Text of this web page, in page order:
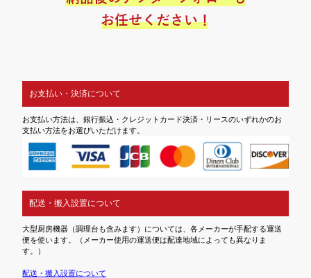
お支払い・決済について
お支払い方法は、銀行振込・クレジットカード決済・リースのいずれかのお
支払い方法をお選びいただけます。
配送・搬入設置について
大型厨房機器（調理台も含みます）については、各メーカーが手配する運送
便を使います。（メーカー使用の運送便は配達地域によっても異なりま
す。）
配送・搬入設置について